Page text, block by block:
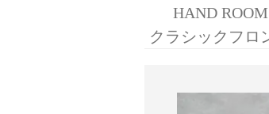
HAND
クラシックフロ